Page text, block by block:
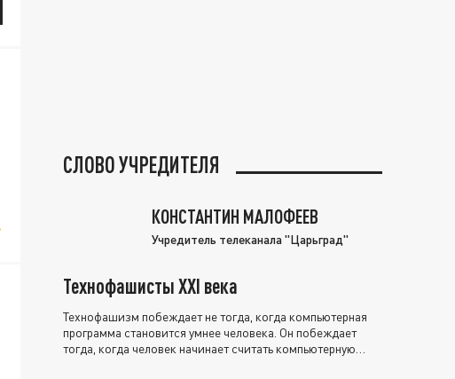
СЛОВО УЧРЕДИТЕЛЯ
КОНСТАНТИН МАЛОФЕЕВ
Учредитель телеканала "Царьград"
Технофашисты XXI века
Технофашизм побеждает не тогда, когда компьютерная
программа становится умнее человека. Он побеждает
тогда, когда человек начинает считать компьютерную